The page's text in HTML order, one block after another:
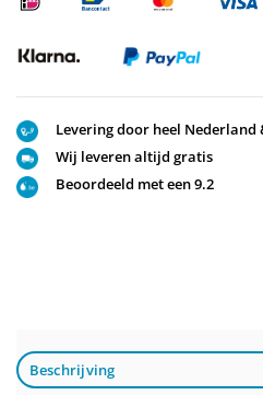
Levering door heel Nederland
Wij leveren altijd gratis
Beoordeeld met een 9.2
Beschrijving